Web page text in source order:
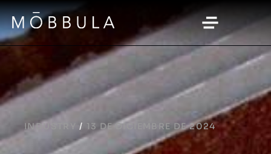
INDUSTRY / 13 DE DICIEMBRE DE 2024